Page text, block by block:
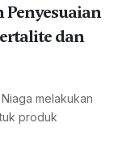
dan
melakukan
produk